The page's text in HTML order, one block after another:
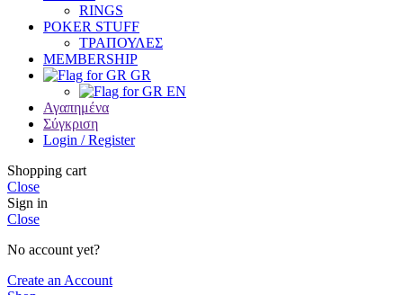
RINGS
POKER STUFF
ΤΡΑΠΟΥΛΕΣ
MEMBERSHIP
GR
EN
Αγαπημένα
Σύγκριση
Login / Register
Shopping cart
Close
Sign in
Close
No account yet?
Create an Account